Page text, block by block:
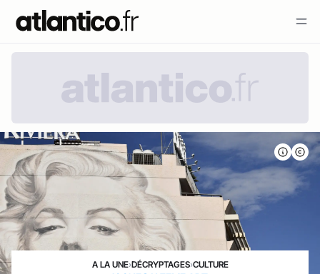
A LA UNE›DÉCRYPTAGES›CULTURE